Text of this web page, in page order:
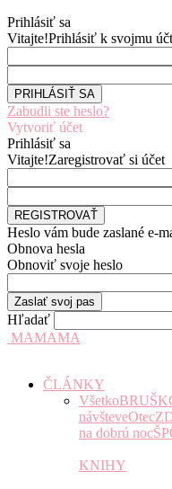
Prihlásiť sa
Vitajte!Prihlásiť k svojmu
Zabudli ste heslo?
Vytvoriť účet
Prihlásiť sa
Vitajte!Zaregistrovať si účet
Heslo vám bude zaslané e-
Obnova hesla
Obnoviť svoje heslo
Hľadať
MAMAMA
ČLÁNKY
Všetko
návšteveOtec
na dobrú noc
KNIHY